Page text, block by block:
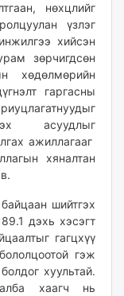
нөхцлийг
үзлэг
хийсэн
зөрчигдсөн
хөдөлмөрийн
гаргасны
асуудлыг
ажиллагааг
хяналтан
шийтгэх
дэхь хэсэгт
гагцхүү
гэж
хуультай.
хаагч нь